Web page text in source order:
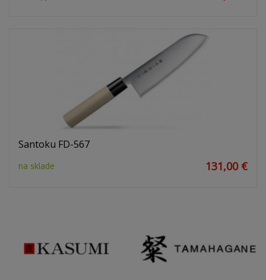
Santoku FD-567
na sklade 131,00 €